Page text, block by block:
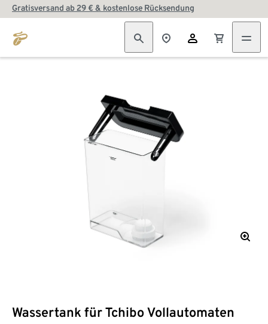
Gratisversand ab 29 € & kostenlose Rücksendung
Wassertank für Tchibo Vollautomaten